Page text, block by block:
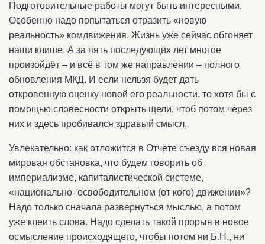
Подготовительные работы могут быть интересными.
Особенно надо попытаться отразить «новую
реальность» комдвижения. Жизнь уже сейчас обгоняет
наши клише. А за пять последующих лет многое
произойдёт – и всё в том же направлении – полного
обновления МКД. И если нельзя будет дать
откровенную оценку новой его реальности, то хотя бы с
помощью словесности открыть щели, чтоб потом через
них и здесь пробивался здравый смысл.
Увлекательно: как отложится в Отчёте съезду вся новая
мировая обстановка, что будем говорить об
империализме, капиталистической системе,
«национально- освободительном (от кого) движении»?
Надо только сначала развернуться мыслью, а потом
уже клеить слова. Надо сделать такой прорыв в новое
осмысление происходящего, чтобы потом ни Б.Н., ни